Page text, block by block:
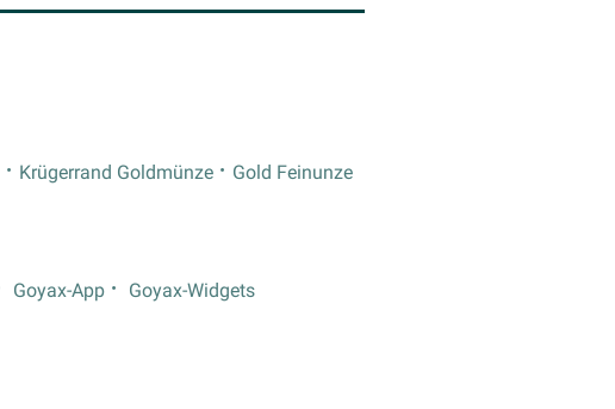
Krügerrand Goldmünze
Gold Feinunze
Goyax-App Goyax-Widgets